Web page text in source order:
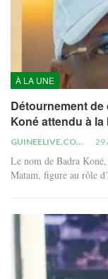
À LA UNE
Détournement
Koné attendu à
GUINEELIVE.COM 29
Le nom de Badra
Matam, figure au rôle